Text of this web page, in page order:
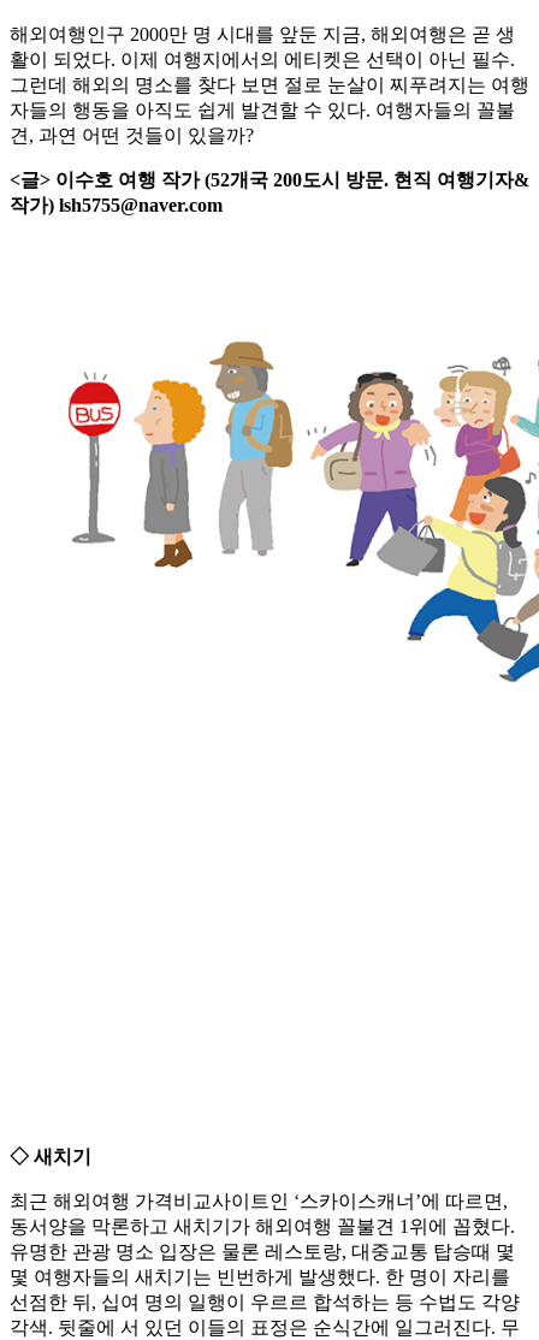
해외여행인구 2000만 명 시대를 앞둔 지금, 해외여행은 곧 생
활이 되었다. 이제 여행지에서의 에티켓은 선택이 아닌 필수.
그런데 해외의 명소를 찾다 보면 절로 눈살이 찌푸려지는 여행
자들의 행동을 아직도 쉽게 발견할 수 있다. 여행자들의 꼴불
견, 과연 어떤 것들이 있을까?
<글> 이수호 여행 작가 (52개국 200도시 방문. 현직 여행기자&
작가) lsh5755@naver.com
◇ 새치기
최근 해외여행 가격비교사이트인 ‘스카이스캐너’에 따르면,
동서양을 막론하고 새치기가 해외여행 꼴불견 1위에 꼽혔다.
유명한 관광 명소 입장은 물론 레스토랑, 대중교통 탑승때 몇
몇 여행자들의 새치기는 빈번하게 발생했다. 한 명이 자리를
선점한 뒤, 십여 명의 일행이 우르르 합석하는 등 수법도 각양
각색. 뒷줄에 서 있던 이들의 표정은 순식간에 일그러진다. 무